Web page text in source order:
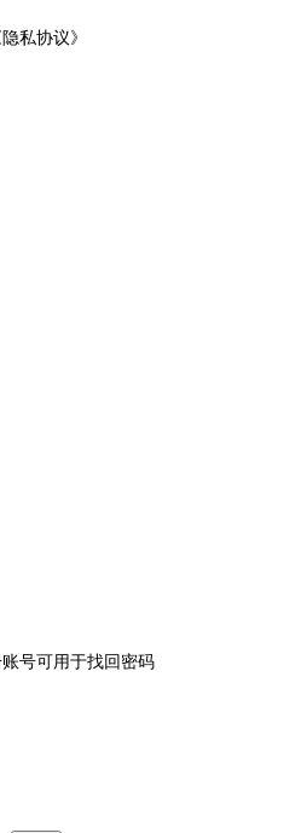
隐私协议》
号可用于找回密码